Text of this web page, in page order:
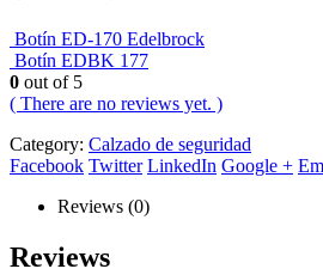
Botín ED-170 Edelbrock
Botín EDBK 177
0 out of 5
( There are no reviews yet. )
Category: Calzado de seguridad
Facebook Twitter LinkedIn Google +
Reviews (0)
Reviews